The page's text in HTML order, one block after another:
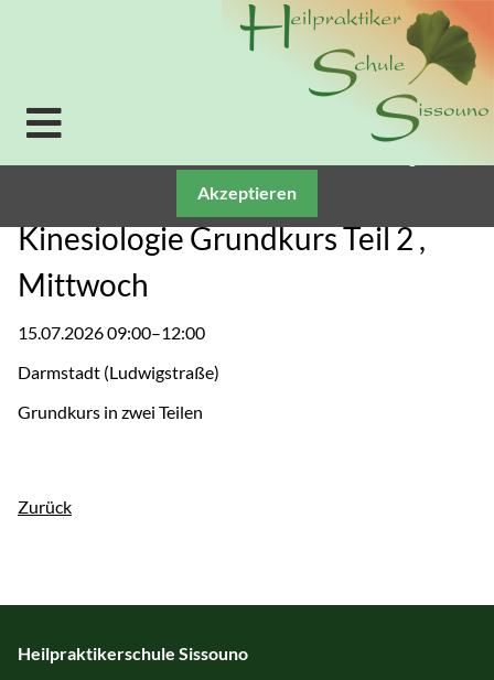
Kinesiologie Grundkurs Teil 2 ,
Mittwoch
15.07.2026 09:00–12:00
Darmstadt (Ludwigstraße)
Grundkurs in zwei Teilen
Zurück
Heilpraktikerschule Sissouno
Verwendung von Cookies: Um unsere Webseite für Sie
optimal zu gestalten und fortlaufend verbessern zu
können, verwenden wir Cookies. Durch die weitere
Nutzung der Webseite stimmen Sie der Verwendung
von Cookies zu. Weitere Informationen zu Cookies
Akzeptieren